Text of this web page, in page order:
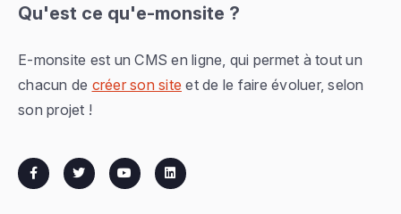
Qu'est ce qu'e-monsite ?
E-monsite est un CMS en ligne, qui permet à tout un
chacun de créer son site et de le faire évoluer, selon
son projet !